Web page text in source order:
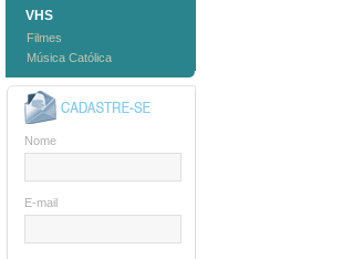
VHS
Filmes
Música Católica
Nome
E-mail